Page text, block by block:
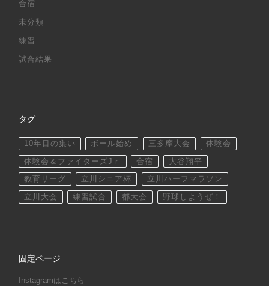
合宿
未分類
練習
試合結果
タグ
10年目の集い ボール始め 三多摩大会 体験会
体験会＆ファイターズJｒ 合宿 大谷翔平
教育リーグ 立川シニア杯 立川ハーフマラソン
立川大会 練習試合 都大会 野球しようぜ！
固定ページ
Instagramはこちら